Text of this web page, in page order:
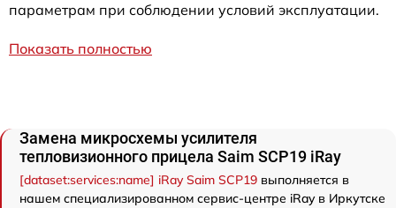
параметрам при соблюдении условий эксплуатации.
Показать полностью
Замена микросхемы усилителя
тепловизионного прицела Saim SCP19 iRay
[dataset:services:name] iRay Saim SCP19 выполняется в
нашем специализированном сервис-центре iRay в Иркутске